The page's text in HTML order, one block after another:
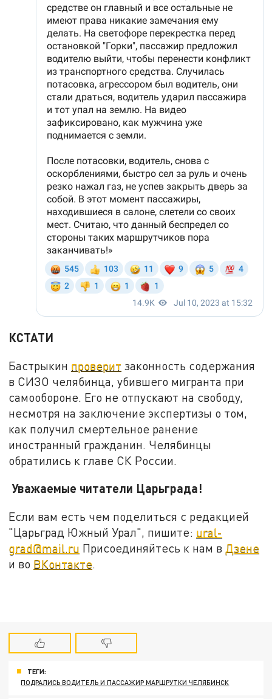
КСТАТИ
Бастрыкин проверит законность содержания
в СИЗО челябинца, убившего мигранта при
самообороне. Его не отпускают на свободу,
несмотря на заключение экспертизы о том,
как получил смертельное ранение
иностранный гражданин. Челябинцы
обратились к главе СК России.
Уважаемые читатели Царьграда!
Если вам есть чем поделиться с редакцией
"Царьград Южный Урал", пишите: ural-
grad@mail.ru Присоединяйтесь к нам в Дзене
и во ВКонтакте.
ТЕГИ:
ПОДРАЛИСЬ ВОДИТЕЛЬ И ПАССАЖИР МАРШРУТКИ ЧЕЛЯБИНСК